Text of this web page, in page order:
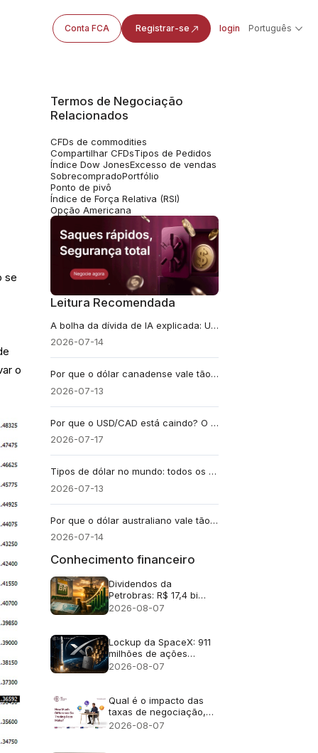
Conta FCA Registrar-se login Português
se
o
Termos de Negociação
Relacionados
CFDs de commodities
Compartilhar CFDsTipos de Pedidos
Índice Dow JonesExcesso de vendas
SobrecompradoPortfólio
Ponto de pivô
Índice de Força Relativa (RSI)
Opção Americana
Leitura Recomendada
A bolha da dívida de IA ​​explicada: US$ 500 bilhões em financiamento de IA representam um risco de crédito?
2026-07-14
Por que o dólar canadense vale tão pouco? Entenda
2026-07-13
Por que o USD/CAD está caindo? O IPC do Canadá pode determinar os próximos passos
2026-07-17
Tipos de dólar no mundo: todos os dólares que existem
2026-07-13
Por que o dólar australiano vale tão pouco?
2026-07-14
Conhecimento financeiro
Dividendos da
Petrobras: R$ 17,4 bi
após lucro no 2T26
2026-08-07
Lockup da SpaceX: 911
milhões de ações
liberadas
2026-08-07
Qual é o impacto das
taxas de negociação,
incluindo as comissões
2026-08-07